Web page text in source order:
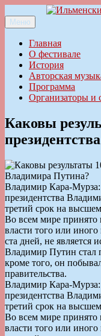
к
содержимому
Ильменский фестиваль
Меню
Главная
О фестивале
История
Авторская
Программа
Организаторы и
Каковы
Владимир Кара-Мурза:
президентства
третий срок на
Во всем мире принято
власти того или
ста дней, не является
Владимир Путин стал
кроме того, он
правительства.
Владимир Кара-Мурза:
президентства
третий срок на
Во всем мире принято
власти того или